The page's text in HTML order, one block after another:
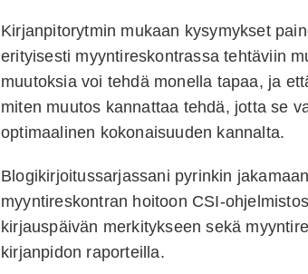
Kirjanpitorytmin mukaan kysymykset
erityisesti myyntireskontrassa tehtäviin
muutoksia voi tehdä monella tapaa, ja
miten muutos kannattaa tehdä, jotta se
optimaalinen kokonaisuuden kannalta.
Blogikirjoitussarjassani pyrinkin
myyntireskontran hoitoon CSI-
kirjauspäivän merkitykseen sekä
kirjanpidon raporteilla.